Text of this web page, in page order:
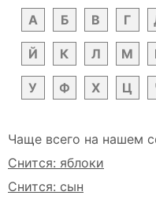
А
Б В Г
Й К Л М
У Ф Х Ц
Чаще всего на нашем
Снится: яблоки
Снится: сын